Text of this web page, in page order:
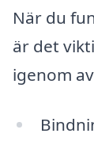
När du
är det
igenom